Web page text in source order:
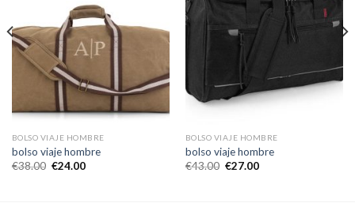
BOLSO VIAJE HOMBRE
bolso viaje hombre
€38.00 €24.00
BOLSO VIAJE HOMBRE
bolso viaje hombre
€43.00 €27.00